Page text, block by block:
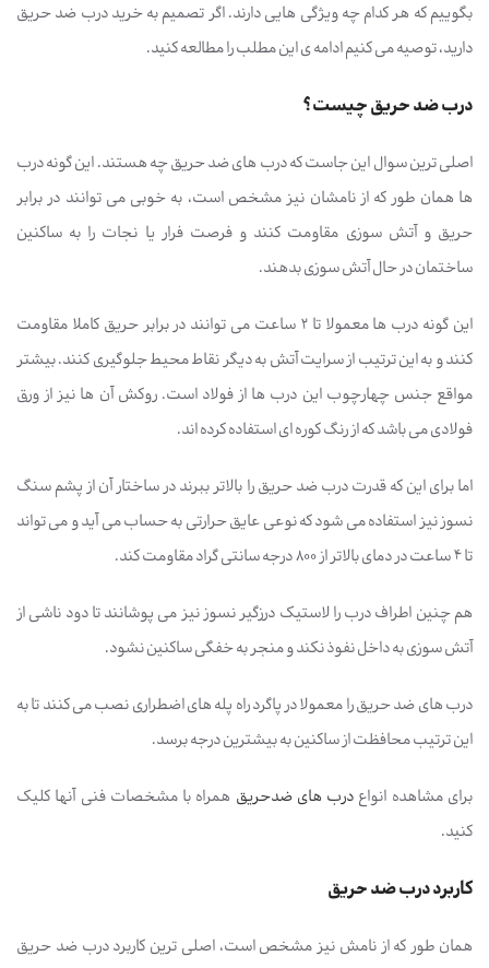
بگوییم که هر کدام چه ویژگی هایی دارند. اگر تصمیم به خرید درب ضد حریق
دارید، توصیه می کنیم ادامه ی این مطلب را مطالعه کنید.
درب ضد حریق چیست؟
اصلی ترین سوال این جاست که درب های ضد حریق چه هستند. این گونه درب
ها همان طور که از نامشان نیز مشخص است، به خوبی می توانند در برابر
حریق و آتش سوزی مقاومت کنند و فرصت فرار یا نجات را به ساکنین
ساختمان در حال آتش سوزی بدهند.
این گونه درب ها معمولا تا 2 ساعت می توانند در برابر حریق کاملا مقاومت
کنند و به این ترتیب از سرایت آتش به دیگر نقاط محیط جلوگیری کنند. بیشتر
مواقع جنس چهارچوب این درب ها از فولاد است. روکش آن ها نیز از ورق
فولادی می باشد که از رنگ کوره ای استفاده کرده اند.
اما برای این که قدرت درب ضد حریق را بالاتر ببرند در ساختار آن از پشم سنگ
نسوز نیز استفاده می شود که نوعی عایق حرارتی به حساب می آید و می تواند
تا 4 ساعت در دمای بالاتر از 800 درجه سانتی گراد مقاومت کند.
هم چنین اطراف درب را لاستیک درزگیر نسوز نیز می پوشانند تا دود ناشی از
آتش سوزی به داخل نفوذ نکند و منجر به خفگی ساکنین نشود.
درب های ضد حریق را معمولا در پاگرد راه پله های اضطراری نصب می کنند تا به
این ترتیب محافظت از ساکنین به بیشترین درجه برسد.
برای مشاهده انواع درب های ضدحریق همراه با مشخصات فنی آنها کلیک
کنید.
کاربرد درب ضد حریق
همان طور که از نامش نیز مشخص است، اصلی ترین کاربرد درب ضد حریق